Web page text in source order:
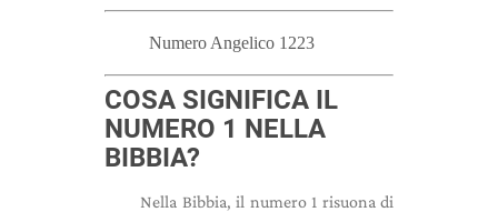
Numero Angelico 1223
COSA SIGNIFICA IL
NUMERO 1 NELLA
BIBBIA?
Nella Bibbia, il numero 1 risuona di